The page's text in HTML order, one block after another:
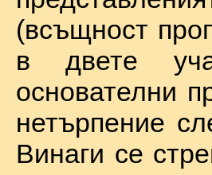
(всъщност
в двете
основателни
нетърпение
Винаги се